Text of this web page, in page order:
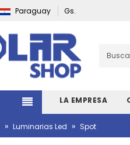
Paraguay Gs.
LA EMPRESA
» Luminarias Led » Spot